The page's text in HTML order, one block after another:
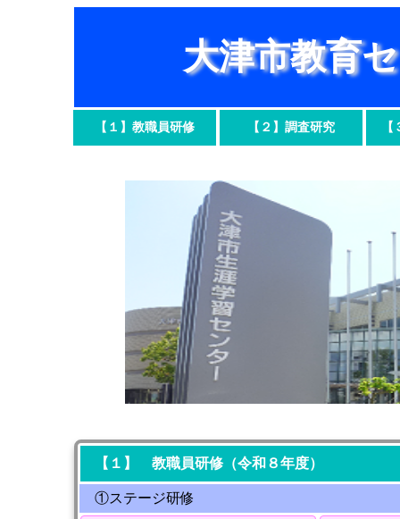
大津市教育
【１】教職員研修 【２】調査研究
【１】 教職員研修（令和８年度）
①ステージ研修